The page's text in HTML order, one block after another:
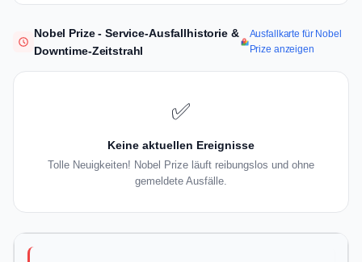
Nobel Prize - Service-Ausfallhistorie &
Downtime-Zeitstrahl
Ausfallkarte für Nobel
Prize anzeigen
✅
Keine aktuellen Ereignisse
Tolle Neuigkeiten! Nobel Prize läuft reibungslos und ohne
gemeldete Ausfälle.